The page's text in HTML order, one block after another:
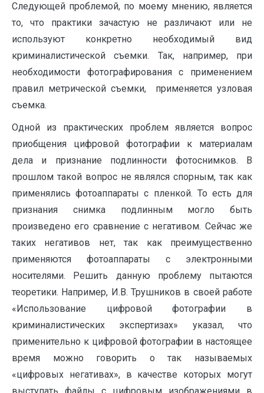
Следующей проблемой, по моему мнению, является
то, что практики зачастую не различают или не
используют конкретно необходимый вид
криминалистической съемки. Так, например, при
необходимости фотографирования с применением
правил метрической съемки, применяется узловая
съемка.
Одной из практических проблем является вопрос
приобщения цифровой фотографии к материалам
дела и признание подлинности фотоснимков. В
прошлом такой вопрос не являлся спорным, так как
применялись фотоаппараты с пленкой. То есть для
признания снимка подлинным могло быть
произведено его сравнение с негативом. Сейчас же
таких негативов нет, так как преимущественно
применяются фотоаппараты с электронными
носителями. Решить данную проблему пытаются
теоретики. Например, И.В. Трушников в своей работе
«Использование цифровой фотографии в
криминалистических экспертизах» указал, что
применительно к цифровой фотографии в настоящее
время можно говорить о так называемых
«цифровых негативах», в качестве которых могут